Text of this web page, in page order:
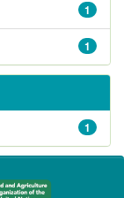
1
1
1